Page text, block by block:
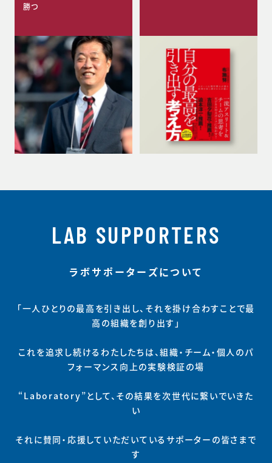
勝つ
LAB SUPPORTERS
ラボサポーターズについて
「一人ひとりの最高を引き出し、それを掛け合わすことで最
高の組織を創り出す」
これを追求し続けるわたしたちは、組織・チーム・個人のパ
フォーマンス向上の実験検証の場
“Laboratory”として、その結果を次世代に繋いでいきた
い
それに賛同・応援していただいているサポーターの皆さまで
す